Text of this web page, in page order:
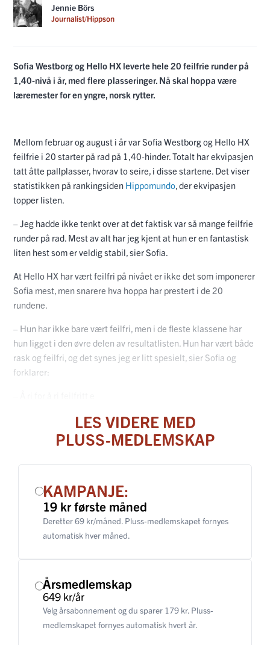
Jennie Börs
Journalist/Hippson
Sofia Westborg og Hello HX leverte hele 20 feilfrie runder på
1,40-nivå i år, med flere plasseringer. Nå skal hoppa være
læremester for en yngre, norsk rytter.
Mellom februar og august i år var Sofia Westborg og Hello HX
feilfrie i 20 starter på rad på 1,40-hinder. Totalt har ekvipasjen
tatt åtte pallplasser, hvorav to seire, i disse startene. Det viser
statistikken på rankingsiden Hippomundo, der ekvipasjen
topper listen.
– Jeg hadde ikke tenkt over at det faktisk var så mange feilfrie
runder på rad. Mest av alt har jeg kjent at hun er en fantastisk
liten hest som er veldig stabil, sier Sofia.
At Hello HX har vært feilfri på nivået er ikke det som imponerer
Sofia mest, men snarere hva hoppa har prestert i de 20
rundene.
– Hun har ikke bare vært feilfri, men i de fleste klassene har
hun ligget i den øvre delen av resultatlisten. Hun har vært både
rask og feilfri, og det synes jeg er litt spesielt, sier Sofia og
forklarer:
LES VIDERE MED
PLUSS-MEDLEMSKAP
KAMPANJE:
19 kr første måned
Deretter 69 kr/måned. Pluss-medlemskapet fornyes
automatisk hver måned.
Årsmedlemskap
649 kr/år
Velg årsabonnement og du sparer 179 kr. Pluss-
medlemskapet fornyes automatisk hvert år.